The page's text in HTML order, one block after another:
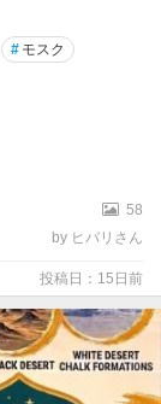
# モスク
58
by ヒバリさん
投稿日：15日前